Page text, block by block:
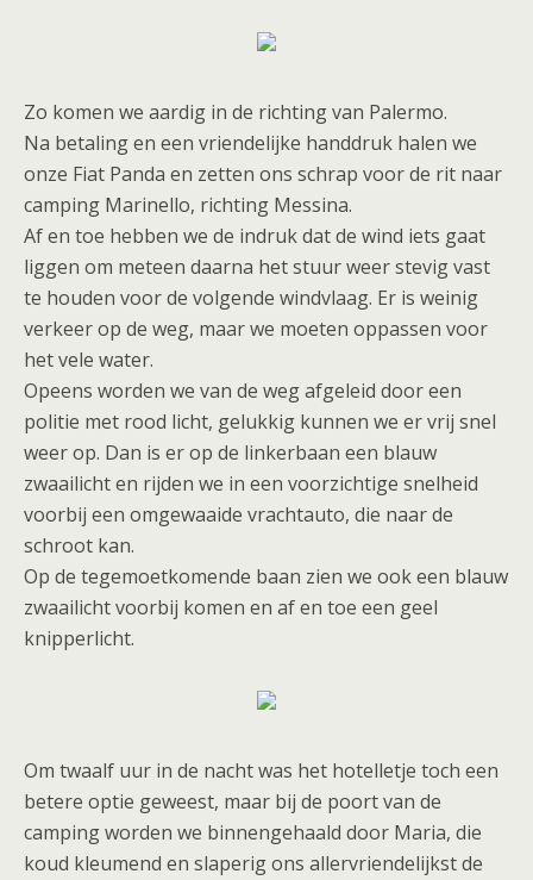
Zo komen we aardig in de richting van Palermo.
Na betaling en een vriendelijke handdruk halen we
onze Fiat Panda en zetten ons schrap voor de rit naar
camping Marinello, richting Messina.
Af en toe hebben we de indruk dat de wind iets gaat
liggen om meteen daarna het stuur weer stevig vast
te houden voor de volgende windvlaag. Er is weinig
verkeer op de weg, maar we moeten oppassen voor
het vele water.
Opeens worden we van de weg afgeleid door een
politie met rood licht, gelukkig kunnen we er vrij snel
weer op. Dan is er op de linkerbaan een blauw
zwaailicht en rijden we in een voorzichtige snelheid
voorbij een omgewaaide vrachtauto, die naar de
schroot kan.
Op de tegemoetkomende baan zien we ook een blauw
zwaailicht voorbij komen en af en toe een geel
knipperlicht.
Om twaalf uur in de nacht was het hotelletje toch een
betere optie geweest, maar bij de poort van de
camping worden we binnengehaald door Maria, die
koud kleumend en slaperig ons allervriendelijkst de